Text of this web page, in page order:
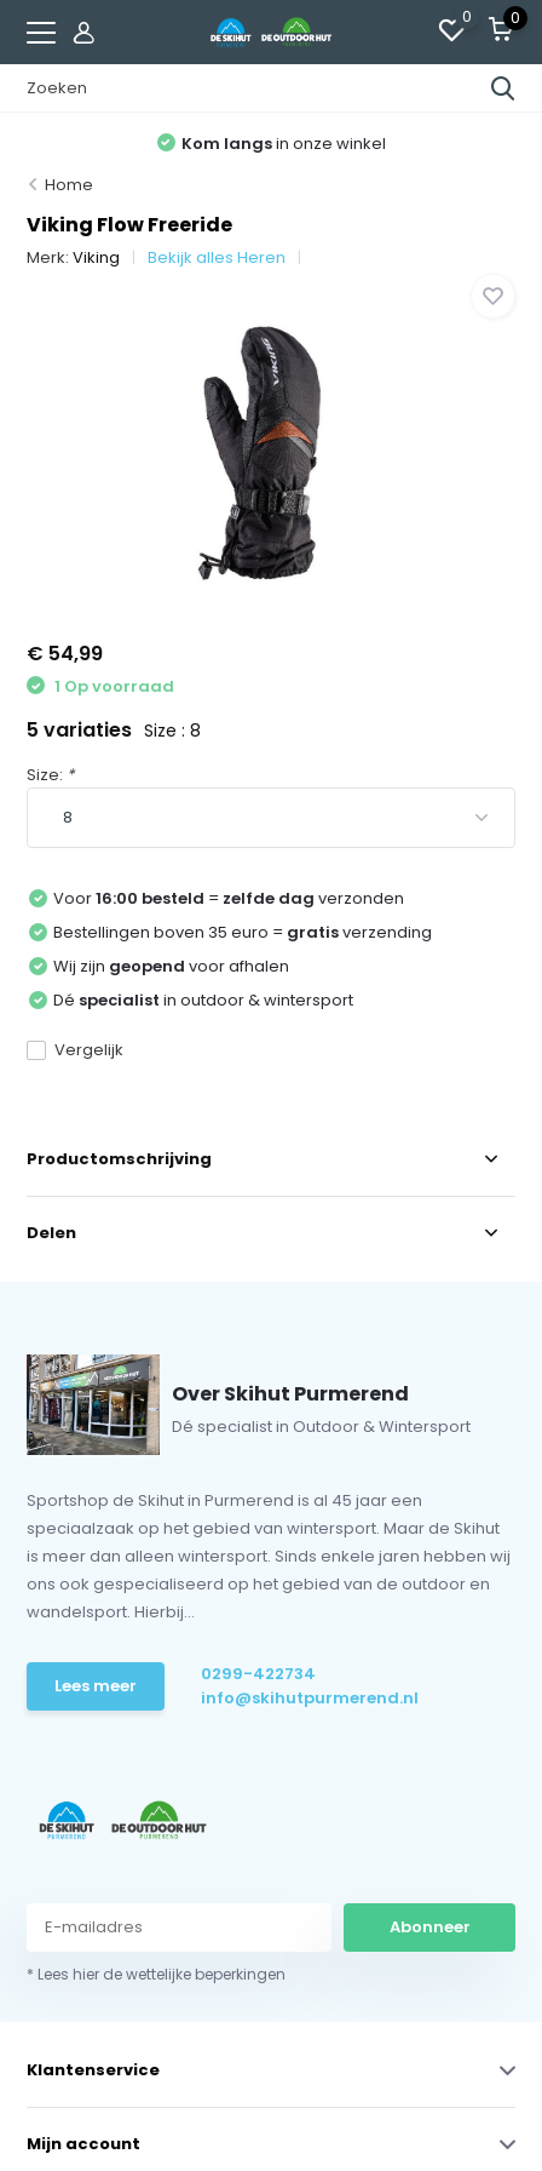
0 0
Kom langsin onze winkel
Home
Viking Flow Freeride
Merk:Viking Bekijk alles Heren
€ 54,99
1 Op voorraad
5 variaties Size : 8
Size: *
Voor16:00 besteld = zelfde dag verzonden
Bestellingen boven 35 euro = gratisverzending
Wij zijn geopend voor afhalen
Dé specialist in outdoor & wintersport
Vergelijk
Productomschrijving
Delen
Over Skihut Purmerend
Dé specialist in Outdoor & Wintersport
Sportshop de Skihut in Purmerend is al 45 jaar een
speciaalzaak op het gebied van wintersport. Maar de Skihut
is meer dan alleen wintersport. Sinds enkele jaren hebben wij
ons ook gespecialiseerd op het gebied van de outdoor en
wandelsport. Hierbij...
Lees meer
0299-422734
info@skihutpurmerend.nl
Abonneer
* Lees hier de wettelijke beperkingen
Klantenservice
Mijn account